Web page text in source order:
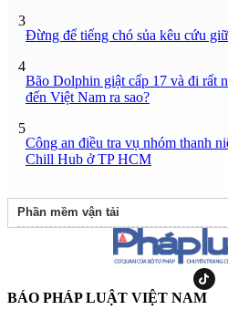
3
Đừng để tiếng chó sủa kêu cứu
4
Bão Dolphin giật cấp 17 và đi rất
đến Việt Nam ra sao?
5
Công an điều tra vụ nhóm thanh
Chill Hub ở TP HCM
Phần mềm vận tải
BÁO PHÁP LUẬT VIỆT NAM